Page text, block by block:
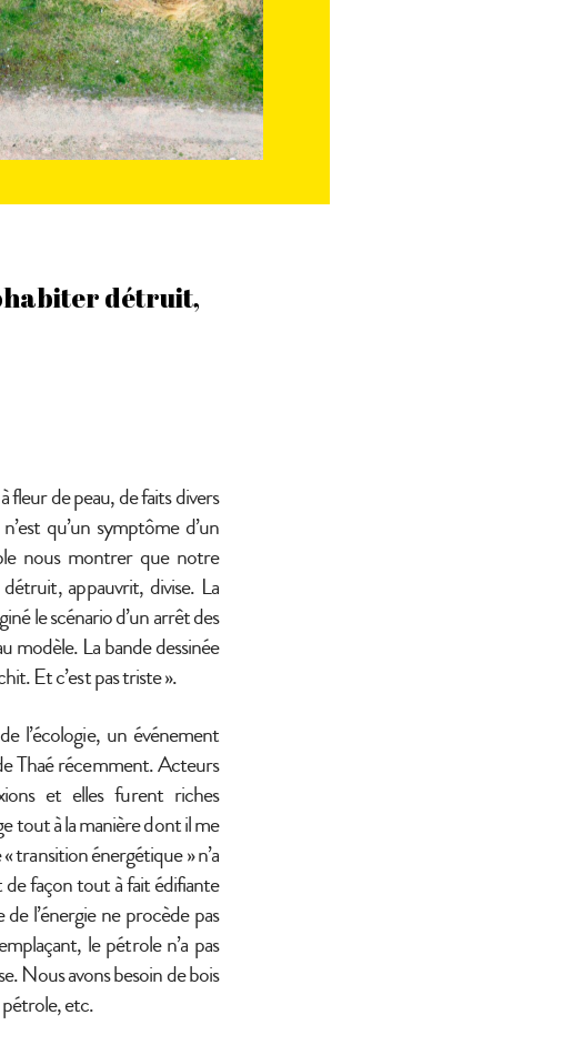
détruit,
fleur de peau, de faits divers
qu’un symptôme d’un
nous montrer que notre
appauvrit, divise. La
le scénario d’un arrêt des
modèle. La bande dessinée
Et c’est pas triste ».
l’écologie, un événement
Thaé récemment. Acteurs
et elles furent riches
tout à la manière dont il me
transition énergétique » n’a
façon tout à fait édifiante
l’énergie ne procède pas
le pétrole n’a pas
Nous avons besoin de bois
etc.